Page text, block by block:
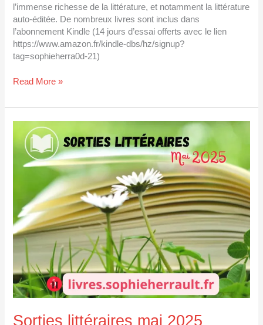
l’immense richesse de la littérature, et notamment la littérature
auto-éditée. De nombreux livres sont inclus dans
l’abonnement Kindle (14 jours d’essai offerts avec le lien
https://www.amazon.fr/kindle-dbs/hz/signup?
tag=sophieherra0d-21)
Read More »
Sorties littéraires mai 2025
Sorties
littéraires
mai
2025